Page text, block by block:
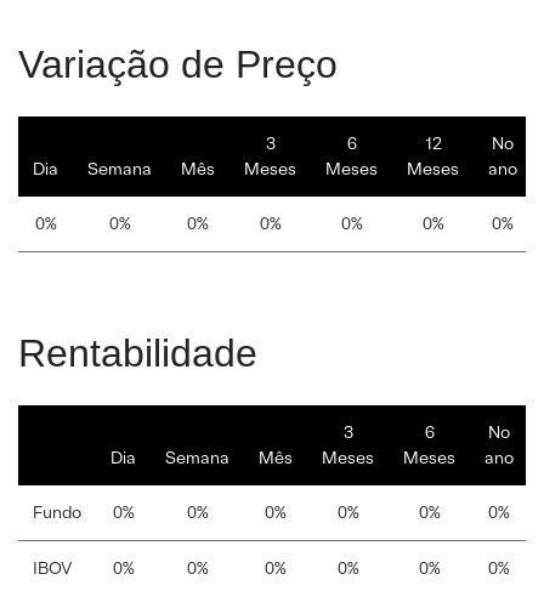
Variação de Preço
Dia Semana Mês
3
Meses
6
Meses
12
Meses
No
ano
0% 0% 0% 0% 0% 0% 0%
Rentabilidade
Dia Semana Mês
3
Meses
6
Meses
No
ano
Fundo 0% 0% 0% 0% 0% 0%
IBOV 0% 0% 0% 0% 0% 0%